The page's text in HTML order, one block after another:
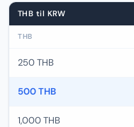
THB til KRW
THB
250 THB
500 THB
1,000 THB